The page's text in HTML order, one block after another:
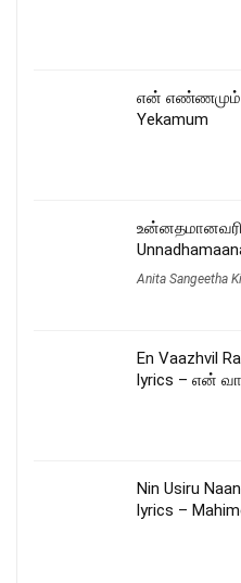
என் எண்ணமும்
Yekamum
Anita Sangeetha
En Vaazhvil
lyrics – என்
Nin Usiru
lyrics –